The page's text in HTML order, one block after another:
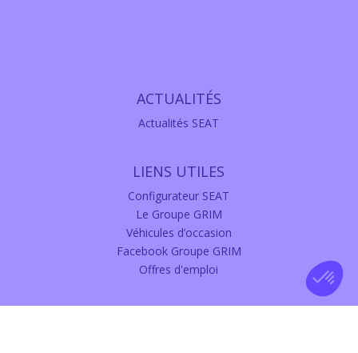
ACTUALITÉS
Actualités SEAT
LIENS UTILES
Configurateur SEAT
Le Groupe GRIM
Véhicules d’occasion
Facebook Groupe GRIM
Offres d'emploi